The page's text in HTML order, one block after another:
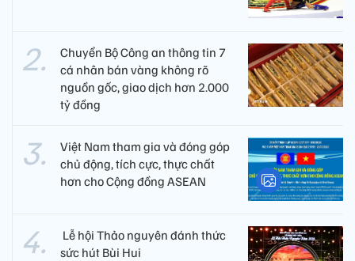
Chuyển Bộ Công an thông tin 7
cá nhân bán vàng không rõ
nguồn gốc, giao dịch hơn 2.000
tỷ đồng
Việt Nam tham gia và đóng góp
chủ động, tích cực, thực chất
hơn cho Cộng đồng ASEAN
​ Lễ hội Thảo nguyên đánh thức
sức hút Bùi Hui